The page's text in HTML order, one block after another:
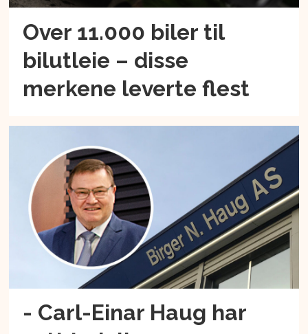
Over 11.000 biler til
bilutleie – disse
merkene leverte flest
- Carl-Einar Haug har